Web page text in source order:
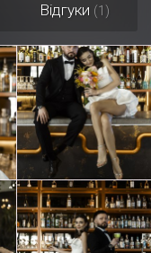
Відгуки (1)